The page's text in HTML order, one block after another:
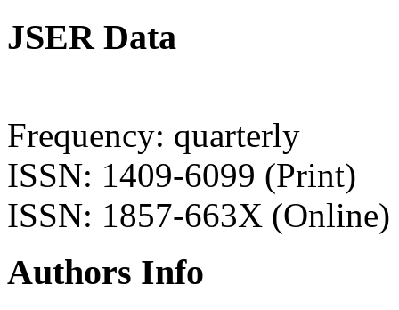
JSER Data
Frequency: quarterly
ISSN: 1409-6099 (Print)
ISSN: 1857-663X (Online)
Authors Info